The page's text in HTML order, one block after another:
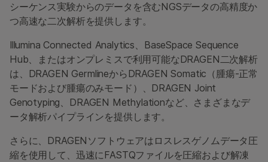
シーケンス実験からのデータを含むNGSデータの高精度か
つ高速な二次解析を提供します。
Illumina Connected Analytics、BaseSpace Sequence
Hub、またはオンプレミスで利用可能なDRAGEN二次解析
は、DRAGEN GermlineからDRAGEN Somatic（腫瘍-正常
モードおよび腫瘍のみモード）、DRAGEN Joint
Genotyping、DRAGEN Methylationなど、さまざまなデ
ータ解析パイプラインを提供します。
さらに、DRAGENソフトウェアはロスレスゲノムデータ圧
縮を使用して、迅速にFASTQファイルを圧縮および解凍